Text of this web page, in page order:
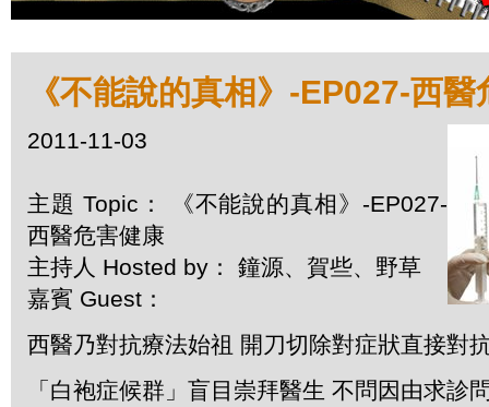
《不能說的真相》-EP027-西
2011-11-03
主題 Topic： 《不能說的真相》-EP027-
西醫危害健康
主持人 Hosted by： 鐘源、賀些、野草
嘉賓 Guest：
西醫乃對抗療法始祖 開刀切除對症狀直接對
「白袍症候群」盲目崇拜醫生 不問因由求診